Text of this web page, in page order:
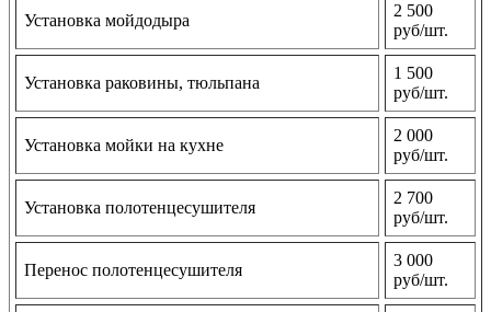
Установка мойдодыра
2 500
руб/шт.
Установка раковины, тюльпана
1 500
руб/шт.
Установка мойки на кухне
2 000
руб/шт.
Установка полотенцесушителя
2 700
руб/шт.
Перенос полотенцесушителя
3 000
руб/шт.